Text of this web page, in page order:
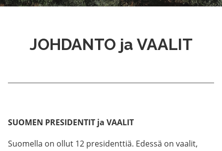
JOHDANTO ja VAALIT
SUOMEN PRESIDENTIT ja VAALIT
Suomella on ollut 12 presidenttiä. Edessä on vaalit,